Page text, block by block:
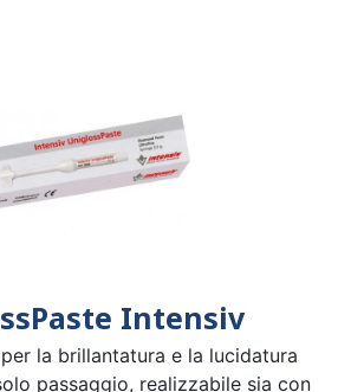
Intensiv
la brillantatura e la lucidatura
passaggio, realizzabile sia con